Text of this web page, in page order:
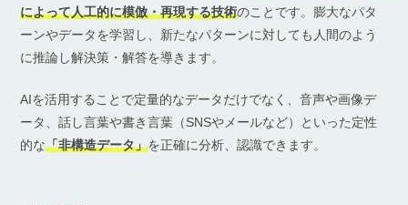
によって人工的に模倣・再現する技術のことです。膨大なパタ
ーンやデータを学習し、新たなパターンに対しても人間のよう
に推論し解決策・解答を導きます。
AIを活用することで定量的なデータだけでなく、音声や画像デ
ータ、話し言葉や書き言葉（SNSやメールなど）といった定性
的な「非構造データ」を正確に分析、認識できます。